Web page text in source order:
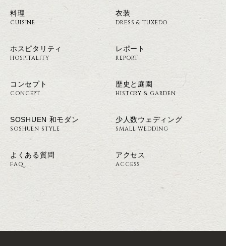
料理
CUISINE
衣装
DRESS & TUXEDO
ホスピタリティ
HOSPITALITY
レポート
REPORT
コンセプト
CONCEPT
歴史と庭園
HISTORY & GARDEN
SOSHUEN 和モダン
SOSHUEN STYLE
少人数ウェディング
SMALL WEDDING
よくある質問
FAQ
アクセス
ACCESS